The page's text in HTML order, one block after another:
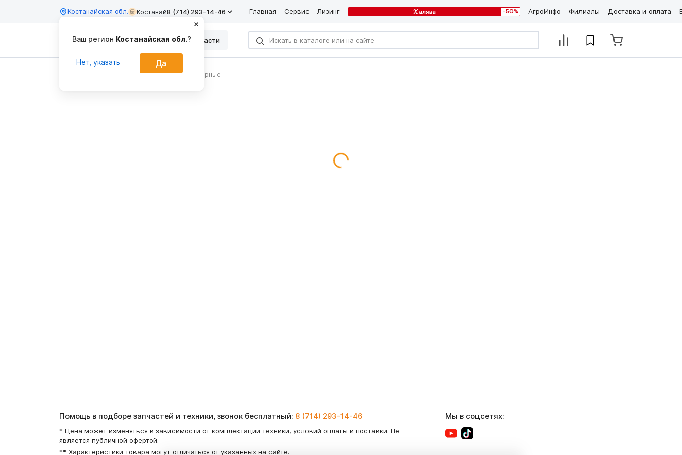
Костанайская обл. Костанай8 (714) 293-14-46 Главная Сервис Лизинг -50% АгроИнфо Филиалы Доставка и оплата
Каталог Запчасти
Кормозаготовка Грабли тракторные
Помощь в подборе запчастей и техники, звонок бесплатный: 8 (714) 293-14-46
* Цена может изменяться в зависимости от комплектации техники, условий оплаты и поставки. Не
является публичной офертой.
** Характеристики товара могут отличаться от указанных на сайте.
Мы в соцсетях:
Ваш регион Костанайская обл.?
Нет, указать Да